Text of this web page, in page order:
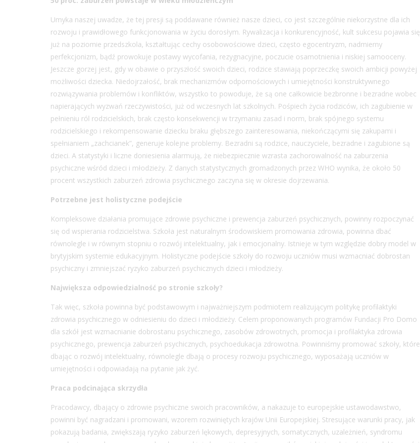
Umyka naszej uwadze, że tej presji są poddawane również nasze dzieci, co jest szczególnie niekorzystne dla ich
rozwoju i prawidłowego funkcjonowania w życiu dorosłym. Rywalizacja i konkurencyjność, kult sukcesu pojawia się
już na poziomie przedszkola, kształtując cechy osobowościowe dzieci, często egocentryzm, nadmierny
perfekcjonizm, bądź prowokuje postawy wycofania, rezygnacyjne, poczucie osamotnienia i niskiej samooceny.
Jeszcze gorzej jest, gdy w obawie o przyszłość swoich dzieci, rodzice stawiają poprzeczkę swoich ambicji powyżej
możliwości dziecka. Niedojrzałość, brak mechanizmów odpornościowych i umiejętności konstruktywnego
rozwiązywania problemów i konfliktów, wszystko to powoduje, że są one całkowicie bezbronne i bezradne wobec
napierających wyzwań rzeczywistości, już od wczesnych lat szkolnych. Pośpiech życia rodziców, ich zagubienie w
pełnieniu ról rodzicielskich, brak często konsekwencji w trzymaniu zasad i norm, brak spójnego systemu
rodzicielskiego i rekompensowanie dziecku braku głębszego zainteresowania, niekończącymi się zakupami i
spełnianiem „zachcianek”, generuje kolejne problemy. Bezradni są rodzice, nauczyciele, bezradne i zagubione są
dzieci. A statystyki i liczne doniesienia alarmują, że niebezpiecznie wzrasta zachorowalność na zaburzenia
psychiczne wśród dzieci i młodzieży. Z danych statystycznych gromadzonych przez WHO wynika, że około 50
procent wszystkich zaburzeń zdrowia psychicznego zaczyna się w okresie dojrzewania.
Potrzebne jest holistyczne podejście
Kompleksowe działania promujące zdrowie psychiczne i prewencja zaburzeń psychicznych, powinny rozpoczynać
się od wspierania rodzicielstwa. Szkoła jest naturalnym środowiskiem promowania zdrowia, powinna dbać
równolegle i w równym stopniu o rozwój intelektualny, jak i emocjonalny. Istnieje w tym względzie dobry model w
brytyjskim systemie edukacyjnym. Holistyczne podejście szkoły do rozwoju uczniów musi wzmacniać dobrostan
psychiczny i zmniejszać ryzyko zaburzeń psychicznych dzieci i młodzieży.
Największa odpowiedzialność po stronie szkoły?
Tak więc, szkoła powinna być podstawowym i najważniejszym podmiotem realizującym politykę profilaktyki
zdrowia psychicznego w odniesieniu do dzieci i młodzieży. Celem proponowanych programów Fundacji Pro Domo
dla szkół jest wzmacnianie dobrostanu psychicznego, zasobów zdrowotnych, promocja i profilaktyka zdrowia
psychicznego, prewencja zaburzeń psychicznych, psychoedukacja zdrowotna. Powinniśmy promować szkoły, które
dbając o rozwój intelektualny, równolegle dbają o procesy rozwoju psychicznego, wyposażają uczniów w
umiejętności i odpowiadają na pytanie jak żyć.
Praca podcinająca skrzydła
Pracodawcy, dbający o zdrowie psychiczne swoich pracowników, a nakazuje to europejskie ustawodawstwo,
powinni być nagradzani i promowani, wzorem rozwiniętych krajów Unii Europejskiej. Stresujące warunki pracy, jak
pokazują badania, zwiększają ryzyko zaburzeń lękowych, depresyjnych, somatycznych, uzależnień, syndromu